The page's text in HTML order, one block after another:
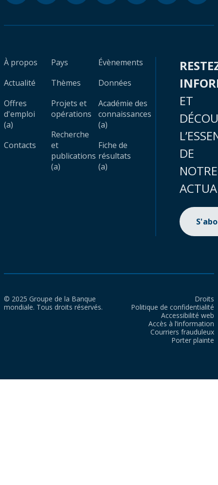
À propos
Actualité
Offres
d'emploi
(a)
Contacts
Pays
Thèmes
Projets et
opérations
Recherche
et
publications
(a)
Évènements
Données
Académie des
connaissances
(a)
Fiche de
résultats
(a)
ET
DE
NOTRE
© 2025 Groupe de la Banque
mondiale. Tous droits réservés.
Droits
Politique de confidentialité
Accessibilité web
Accès à l’information
Courriers frauduleux
Porter plainte